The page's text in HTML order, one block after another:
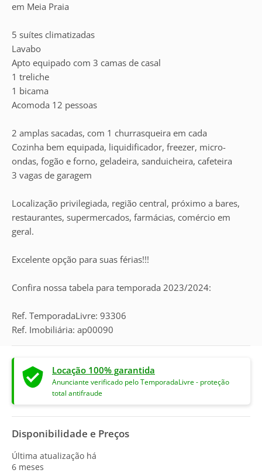
em Meia Praia
5 suítes climatizadas
Lavabo
Apto equipado com 3 camas de casal
1 treliche
1 bicama
Acomoda 12 pessoas
2 amplas sacadas, com 1 churrasqueira em cada
Cozinha bem equipada, liquidificador, freezer, micro-
ondas, fogão e forno, geladeira, sanduicheira, cafeteira
3 vagas de garagem
Localização privilegiada, região central, próximo a bares,
restaurantes, supermercados, farmácias, comércio em
geral.
Excelente opção para suas férias!!!
Confira nossa tabela para temporada 2023/2024:
Ref. TemporadaLivre: 93306
Ref. Imobiliária: ap00090
Locação 100% garantida
Anunciante verificado pelo TemporadaLivre - proteção
total antifraude
Disponibilidade e Preços
Última atualização há
6 meses